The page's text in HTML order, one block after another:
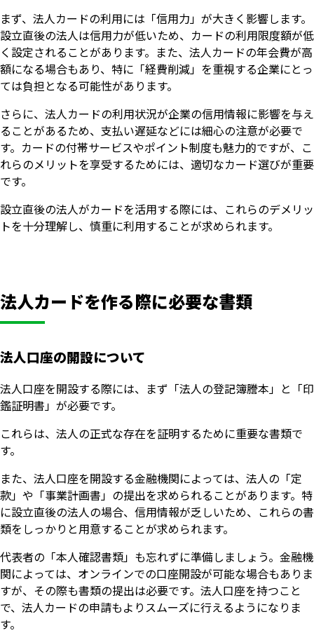
まず、法人カードの利用には「信用力」が大きく影響します。
設立直後の法人は信用力が低いため、カードの利用限度額が低
く設定されることがあります。また、法人カードの年会費が高
額になる場合もあり、特に「経費削減」を重視する企業にとっ
ては負担となる可能性があります。
さらに、法人カードの利用状況が企業の信用情報に影響を与え
ることがあるため、支払い遅延などには細心の注意が必要で
す。カードの付帯サービスやポイント制度も魅力的ですが、こ
れらのメリットを享受するためには、適切なカード選びが重要
です。
設立直後の法人がカードを活用する際には、これらのデメリッ
トを十分理解し、慎重に利用することが求められます。
法人カードを作る際に必要な書類
法人口座の開設について
法人口座を開設する際には、まず「法人の登記簿謄本」と「印
鑑証明書」が必要です。
これらは、法人の正式な存在を証明するために重要な書類で
す。
また、法人口座を開設する金融機関によっては、法人の「定
款」や「事業計画書」の提出を求められることがあります。特
に設立直後の法人の場合、信用情報が乏しいため、これらの書
類をしっかりと用意することが求められます。
代表者の「本人確認書類」も忘れずに準備しましょう。金融機
関によっては、オンラインでの口座開設が可能な場合もありま
すが、その際も書類の提出は必要です。法人口座を持つこと
で、法人カードの申請もよりスムーズに行えるようになりま
す。